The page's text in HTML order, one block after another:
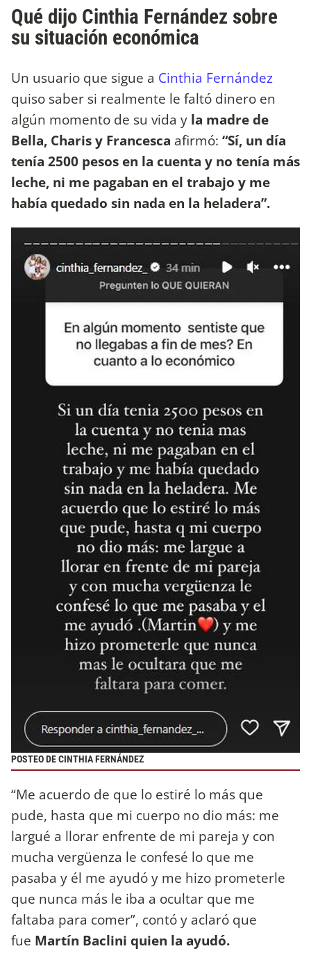
Qué dijo Cinthia Fernández sobre
su situación económica
Un usuario que sigue a Cinthia Fernández
quiso saber si realmente le faltó dinero en
algún momento de su vida y la madre de
Bella, Charis y Francesca afirmó: “Sí, un día
tenía 2500 pesos en la cuenta y no tenía más
leche, ni me pagaban en el trabajo y me
había quedado sin nada en la heladera”.
POSTEO DE CINTHIA FERNÁNDEZ
“Me acuerdo de que lo estiré lo más que
pude, hasta que mi cuerpo no dio más: me
largué a llorar enfrente de mi pareja y con
mucha vergüenza le confesé lo que me
pasaba y él me ayudó y me hizo prometerle
que nunca más le iba a ocultar que me
faltaba para comer”, contó y aclaró que
fue Martín Baclini quien la ayudó.